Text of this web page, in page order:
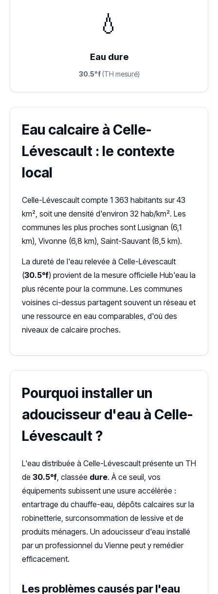
💧
Eau dure
30.5°f(TH mesuré)
Eau calcaire à Celle-
Lévescault : le contexte
local
Celle-Lévescault compte 1 363 habitants sur 43
km², soit une densité d'environ 32 hab/km². Les
communes les plus proches sont Lusignan (6,1
km), Vivonne (6,8 km), Saint-Sauvant (8,5 km).
La dureté de l'eau relevée à Celle-Lévescault
(30.5°f) provient de la mesure officielle Hub'eau la
plus récente pour la commune. Les communes
voisines ci-dessus partagent souvent un réseau et
une ressource en eau comparables, d'où des
niveaux de calcaire proches.
Pourquoi installer un
adoucisseur d'eau à Celle-
Lévescault ?
L'eau distribuée à Celle-Lévescault présente un TH
de 30.5°f, classée dure. À ce seuil, vos
équipements subissent une usure accélérée :
entartrage du chauffe-eau, dépôts calcaires sur la
robinetterie, surconsommation de lessive et de
produits ménagers. Un adoucisseur d'eau installé
par un professionnel du Vienne peut y remédier
efficacement.
Les problèmes causés par l'eau